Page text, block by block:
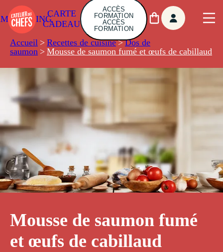
CARTE
CADEAU
ACCÈS
FORMATION
ACCÈS
FORMATION
Accueil > Recettes de cuisine > Dos de
saumon > Mousse de saumon fumé et œufs de cabillaud
Mousse de saumon fumé
et œufs de cabillaud